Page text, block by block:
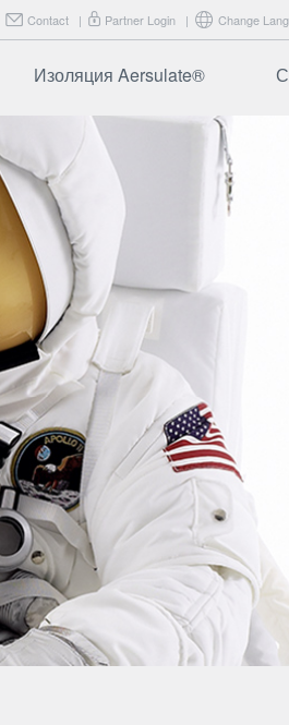
Contact | Partner Login | Change
Изоляция Aersulate®
Aersulate Fabrics
Aersulate Fibers
Часто задаваемые
вопросы